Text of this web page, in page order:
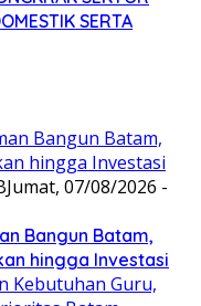
SERTA
Jumat, 07/08/2026 -
Bangun Batam,
hingga Investasi